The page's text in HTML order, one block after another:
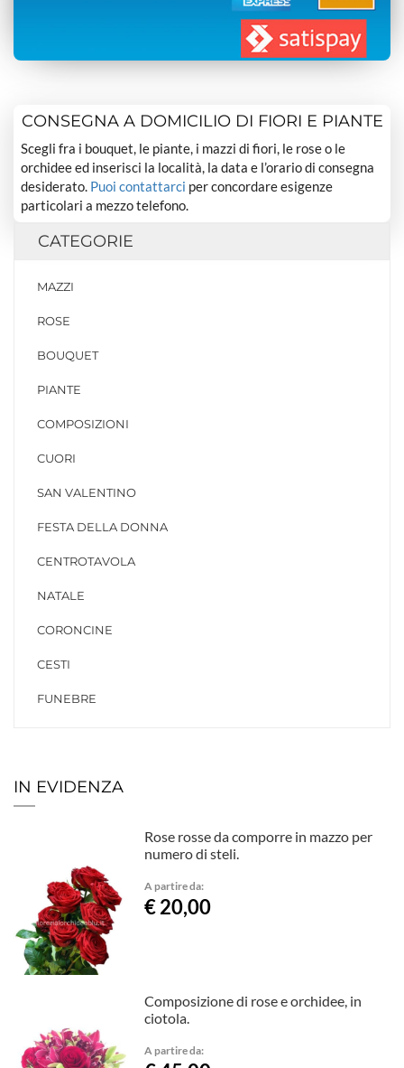
CONSEGNA A DOMICILIO DI FIORI E PIANTE
Scegli fra i bouquet, le piante, i mazzi di fiori, le rose o le
orchidee ed inserisci la località, la data e l’orario di consegna
desiderato. Puoi contattarci per concordare esigenze
particolari a mezzo telefono.
CATEGORIE
MAZZI
ROSE
BOUQUET
PIANTE
COMPOSIZIONI
CUORI
SAN VALENTINO
FESTA DELLA DONNA
CENTROTAVOLA
NATALE
CORONCINE
CESTI
FUNEBRE
IN EVIDENZA
Rose rosse da comporre in mazzo per
numero di steli.
A partire da:
€ 20,00
Composizione di rose e orchidee, in
ciotola.
A partire da: